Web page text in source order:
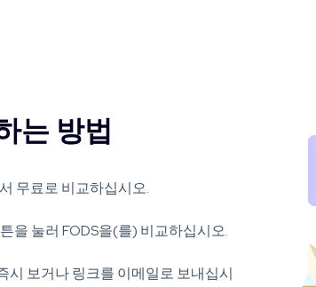
는 방법
무료로 비교하십시오.
을 눌러 FODS을(를) 비교하십시오.
시 보거나 링크를 이메일로 보내십시